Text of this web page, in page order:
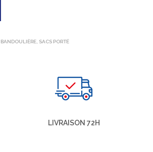
BANDOULIÈRE SACS PORTÉ
LIVRAISON 72H